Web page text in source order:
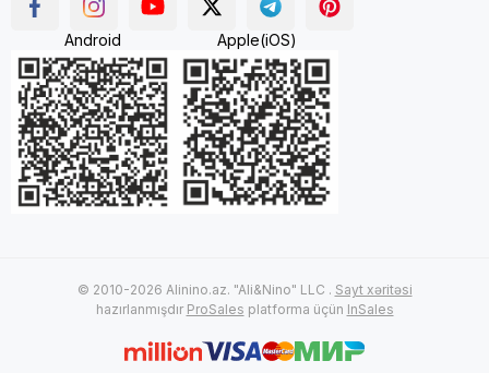
Android Apple(iOS)
© 2010-2026 Alinino.az. "Ali&Nino" LLC . Sayt xəritəsi
hazırlanmışdır ProSales platforma üçün InSales